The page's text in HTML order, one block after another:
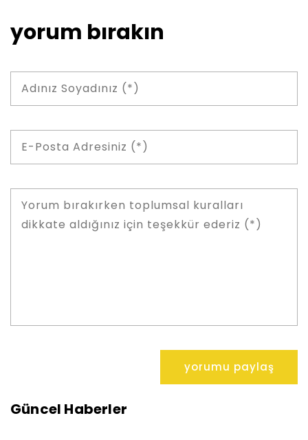
yorum bırakın
Güncel Haberler